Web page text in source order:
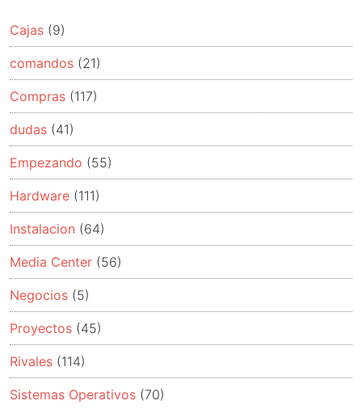
Cajas (9)
comandos (21)
Compras (117)
dudas (41)
Empezando (55)
Hardware (111)
Instalacion (64)
Media Center (56)
Negocios (5)
Proyectos (45)
Rivales (114)
Sistemas Operativos (70)